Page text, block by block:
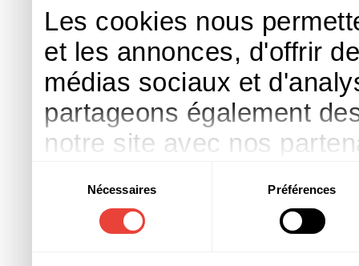
Les cookies nous
et les annonces, d'offrir
médias sociaux et
partageons également
notre site avec nos
d'autres informations
ont collectées lors de
consentement
Nécessaires Préférences